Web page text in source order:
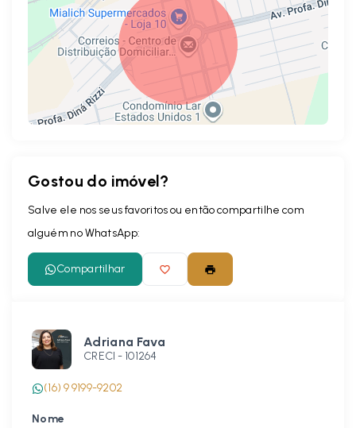
Gostou do imóvel?
Salve ele nos seus favoritos ou então compartilhe com
alguém no WhatsApp:
Compartilhar
Adriana Fava
CRECI - 101264
(16) 9 9199-9202
Nome